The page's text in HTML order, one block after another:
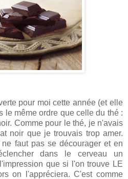
pour moi cette année (et elle
le même ordre que celle du thé :
Comme pour le thé, je n'avais
noir que je trouvais trop amer.
faut pas se décourager et en
dans le cerveau un
que si l'on trouve LE
on l'appréciera. C'est comme